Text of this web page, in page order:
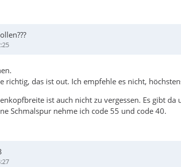
richtig, das ist out. Ich empfehle es nicht,
ist auch nicht zu vergessen. Es gibt
Schmalspur nehme ich code 55 und code 40.